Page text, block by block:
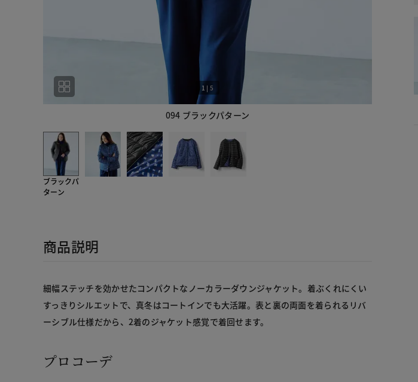
094 ブラックパターン
1 | 5
ブラックパ
ターン
商品説明
細幅ステッチを効かせたコンパクトなノーカラーダウンジャケット。着ぶくれにくい
すっきりシルエットで、真冬はコートインでも大活躍。表と裏の両面を着られるリバ
ーシブル仕様だから、2着のジャケット感覚で着回せます。
プロコーデ